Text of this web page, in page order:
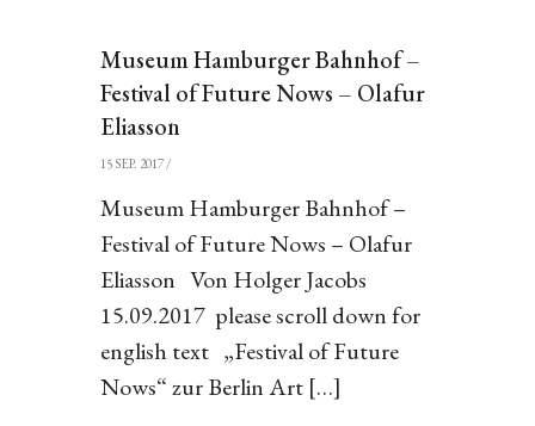
Museum Hamburger Bahnhof –
Festival of Future Nows – Olafur
Eliasson
15 SEP. 2017/
Museum Hamburger Bahnhof –
Festival of Future Nows – Olafur
Eliasson Von Holger Jacobs
15.09.2017 please scroll down for
english text „Festival of Future
Nows“ zur Berlin Art […]